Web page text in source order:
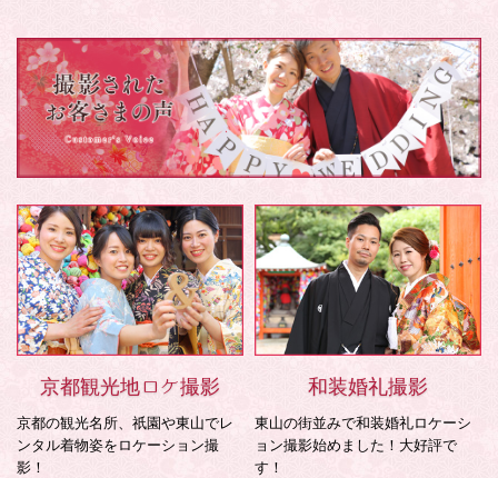
京都観光地ロケ撮影
京都の観光名所、祇園や東山でレ
ンタル着物姿をロケーション撮
影！
和装婚礼撮影
東山の街並みで和装婚礼ロケーシ
ョン撮影始めました！大好評で
す！